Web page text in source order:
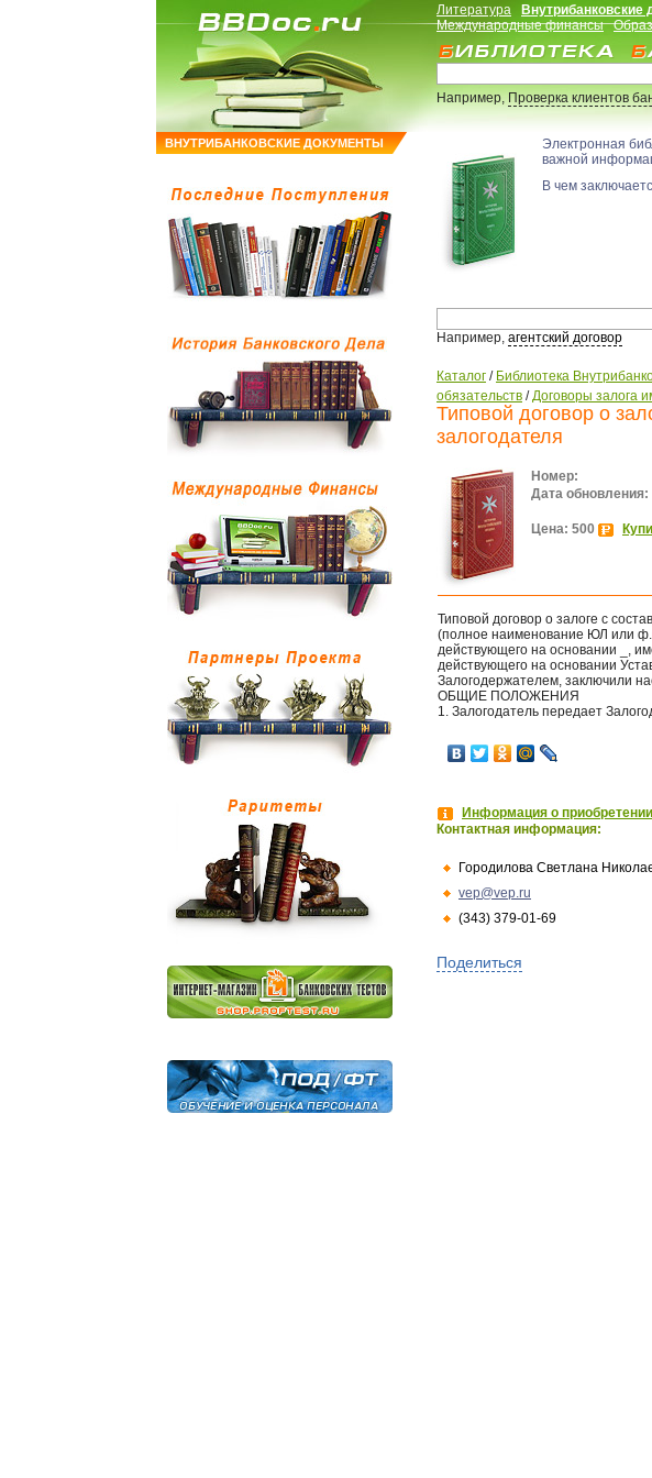
ВНУТРИБАНКОВСКИЕ ДОКУМЕНТЫ
Литература Внутрибанковские
Международные финансы
Например,Проверка клиентов
Электронная
важной
В чем
Например, агентский договор
Каталог / Библиотека
обязательств /Договоры залога
Типовой договор о
залогодателя
Номер:
Дата обновления:
Цена: 500
Типовой договор о залоге с
(полное наименование ЮЛ или
действующего на основании _,
действующего на основании
Залогодержателем, заключили
ОБЩИЕ ПОЛОЖЕНИЯ
1. Залогодатель передает
Информация о
Контактная информация:
Городилова Светлана
vep@vep.ru
(343) 379-01-69
Поделиться